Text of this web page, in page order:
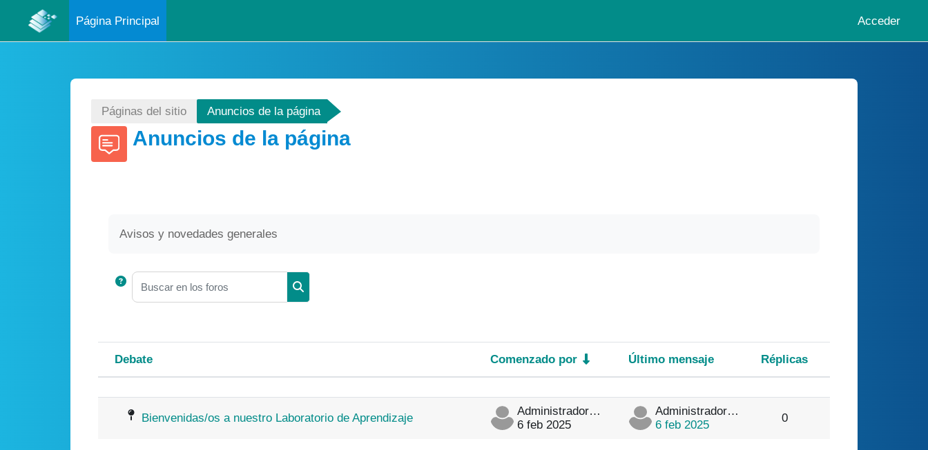
Página Principal Acceder
Páginas del sitio Anuncios de la página
Anuncios de la página
Avisos y novedades generales
Buscar en los foros
Estado
Debate Comenzado por Último mensaje
Réplicas
Acciones
Bienvenidas/os a nuestro Laboratorio de Aprendizaje
Administrador Spatial Lab Analytics
6 feb 2025
Administrador Spatial Lab Analytics
6 feb 2025
0